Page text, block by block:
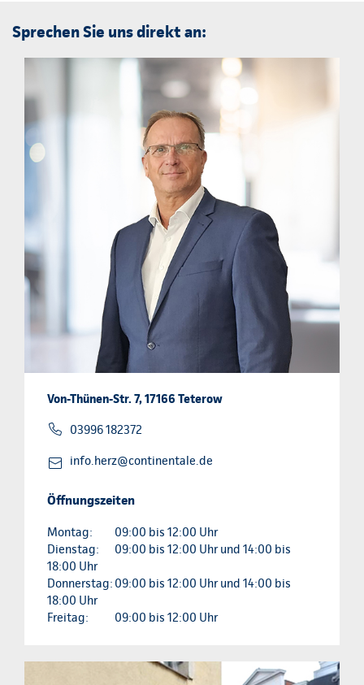
Sprechen Sie uns direkt an:
Von-Thünen-Str. 7, 17166 Teterow
03996 182372
info.herz@continentale.de
Öffnungszeiten
Montag:
09:00 bis 12:00 Uhr
Dienstag:
09:00 bis 12:00 Uhr und 14:00 bis
18:00 Uhr
Donnerstag: 09:00 bis 12:00 Uhr und 14:00 bis
18:00 Uhr
Freitag:
09:00 bis 12:00 Uhr